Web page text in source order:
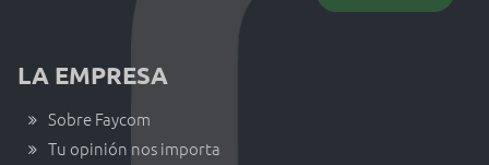
LA EMPRESA
Sobre Faycom
Tu opinión nos importa